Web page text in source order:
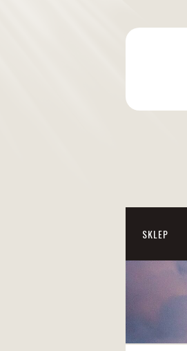
SKLEP